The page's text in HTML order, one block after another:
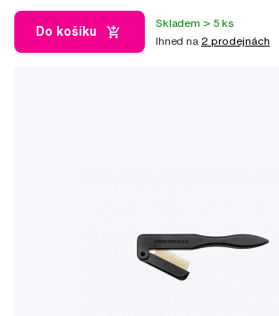
Do košíku
Skladem > 5 ks
Ihned na 2 prodejnách